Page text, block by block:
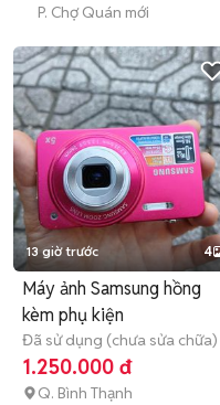
P. Chợ Quán mới
13 giờ trước 4
Máy ảnh Samsung hồng
kèm phụ kiện
Đã sử dụng (chưa sửa chữa)
1.250.000 đ
Q. Bình Thạnh